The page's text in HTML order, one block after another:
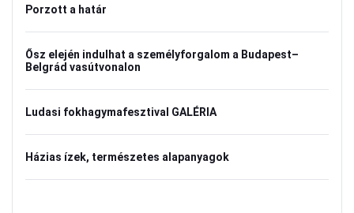
Porzott a határ
Ősz elején indulhat a személyforgalom a Budapest–
Belgrád vasútvonalon
Ludasi fokhagymafesztival GALÉRIA
Házias ízek, természetes alapanyagok